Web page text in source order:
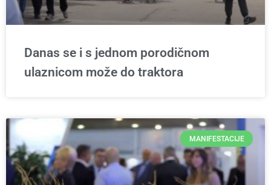
Danas se i s jednom porodičnom
ulaznicom može do traktora
MANIFESTACIJE